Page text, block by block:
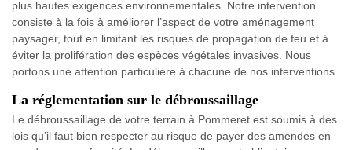
plus hautes exigences environnementales. Notre intervention
consiste à la fois à améliorer l’aspect de votre aménagement
paysager, tout en limitant les risques de propagation de feu et à
éviter la prolifération des espèces végétales invasives. Nous
portons une attention particulière à chacune de nos interventions.
La réglementation sur le débroussaillage
Le débroussaillage de votre terrain à Pommeret est soumis à des
lois qu’il faut bien respecter au risque de payer des amendes en